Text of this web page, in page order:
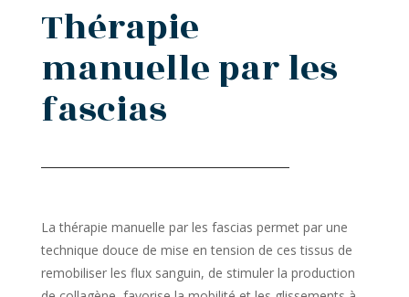
Thérapie
manuelle par les
fascias
La thérapie manuelle par les fascias permet par une
technique douce de mise en tension de ces tissus de
remobiliser les flux sanguin, de stimuler la production